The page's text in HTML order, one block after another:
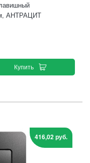
АНТРАЦИТ
Купить
416,02 руб.